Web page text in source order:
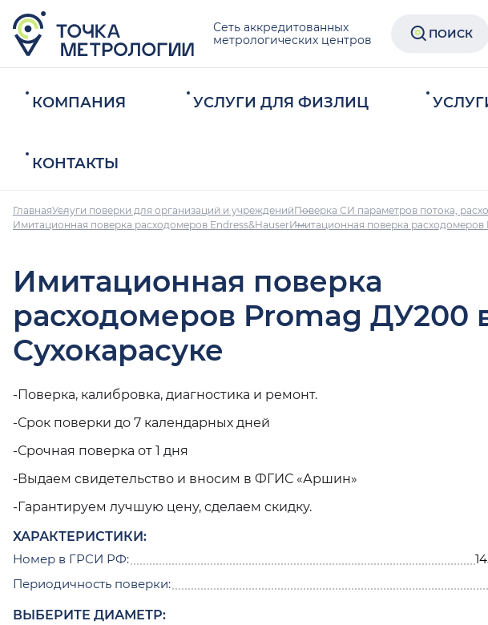
Сеть аккредитованных
метрологических центров
ПОИСК
КОМПАНИЯ УСЛУГИ ДЛЯ ФИЗЛИЦ
КОНТАКТЫ
ГлавнаяУслуги поверки для организаций и учрежденийПоверка СИ параметров потока,
Имитационная поверка расходомеров Endress&HauserИмитационная поверка расходомеров
Имитационная поверка
расходомеров Promag ДУ200
Сухокарасуке
-Поверка, калибровка, диагностика и ремонт.
-Срок поверки до 7 календарных дней
-Срочная поверка от 1 дня
-Выдаем свидетельство и вносим в ФГИС «Аршин»
-Гарантируем лучшую цену, сделаем скидку.
ХАРАКТЕРИСТИКИ:
Номер в ГРСИ РФ:
Периодичность поверки:
ВЫБЕРИТЕ ДИАМЕТР: